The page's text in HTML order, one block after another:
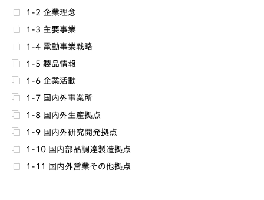
1-2 企業理念
1-3 主要事業
1-4 電動事業戦略
1-5 製品情報
1-6 企業活動
1-7 国内外事業所
1-8 国内外生産拠点
1-9 国内外研究開発拠点
1-10 国内部品調達製造拠点
1-11 国内外営業その他拠点